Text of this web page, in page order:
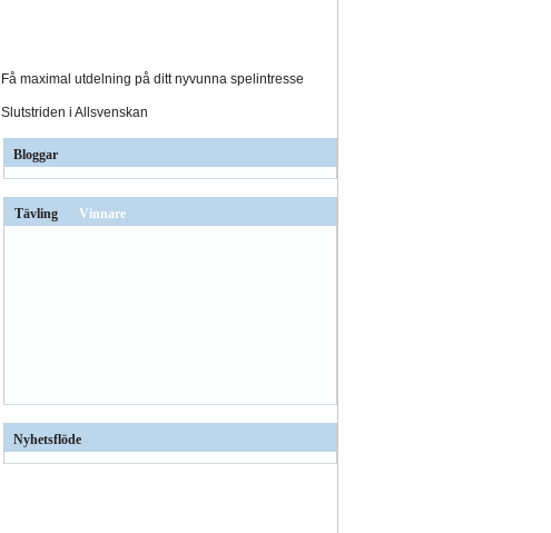
Få maximal utdelning på ditt nyvunna spelintresse
Slutstriden i Allsvenskan
Bloggar
Tävling Vinnare
Nyhetsflöde